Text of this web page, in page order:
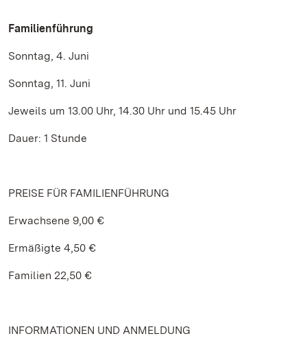
Familienführung
Sonntag, 4. Juni
Sonntag, 11. Juni
Jeweils um 13.00 Uhr, 14.30 Uhr und 15.45 Uhr
Dauer: 1 Stunde
PREISE FÜR FAMILIENFÜHRUNG
Erwachsene 9,00 €
Ermäßigte 4,50 €
Familien 22,50 €
INFORMATIONEN UND ANMELDUNG